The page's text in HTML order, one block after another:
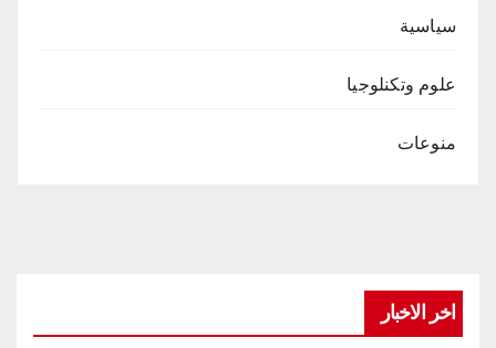
سياسية
علوم وتكنلوجيا
منوعات
اخر الاخبار